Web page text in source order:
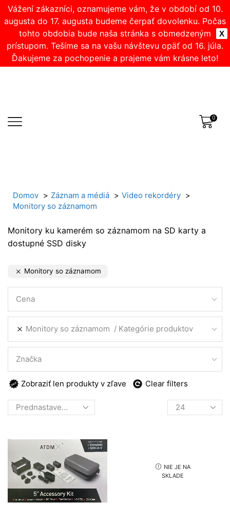
X
Vážení zákazníci, oznamujeme vám, že v období od 10.
augusta do 17. augusta budeme čerpať dovolenku. Počas
tohto obdobia bude naša stránka s obmedzeným
prístupom. Tešíme sa na vašu návštevu opäť od 16. júla.
Ďakujeme za pochopenie a prajeme vám krásne leto!
0
Domov Záznam a médiá
Video rekordéry
Monitory so záznamom
Monitory ku kamerém so záznamom na SD karty a
dostupné SSD disky
Monitory so záznamom
Cena
Monitory so záznamom Kategórie produktov
Značka
Zobraziť len produkty v zľave Clear filters
Products
per
NIE JE NA
SKLADE